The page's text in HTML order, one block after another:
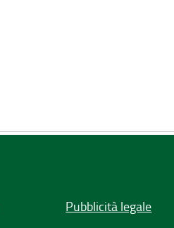
Pubblicità legale